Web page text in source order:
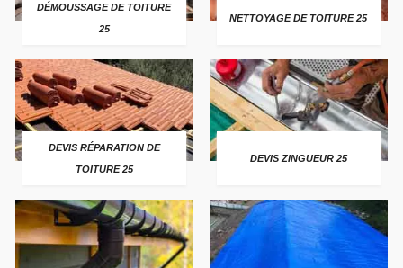
DÉMOUSSAGE DE TOITURE
25
NETTOYAGE DE TOITURE 25
DEVIS RÉPARATION DE
TOITURE 25
DEVIS ZINGUEUR 25